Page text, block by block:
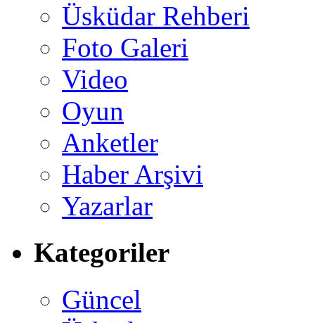
Üsküdar Rehberi
Foto Galeri
Video
Oyun
Anketler
Haber Arşivi
Yazarlar
Kategoriler
Güncel